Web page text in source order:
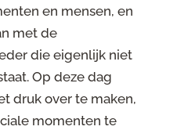
en mensen, en
met de
die eigenlijk niet
Op deze dag
druk over te maken,
momenten te